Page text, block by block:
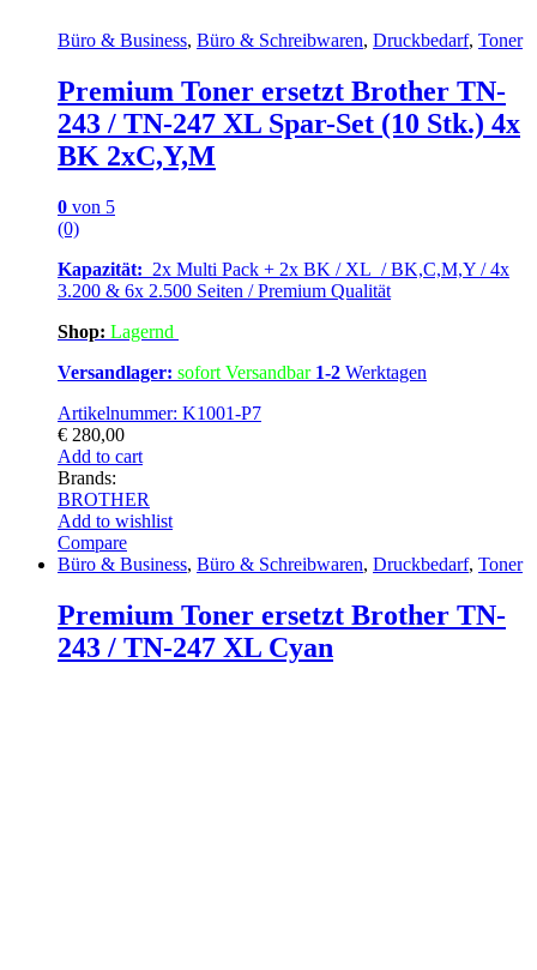
Büro & Business, Büro & Schreibwaren, Druckbedarf, Toner
Premium Toner ersetzt Brother TN-
243 / TN-247 XL Spar-Set (10 Stk.) 4x
BK 2xC,Y,M
0 von 5
(0)
Kapazität: 2x Multi Pack + 2x BK / XL / BK,C,M,Y / 4x
3.200 & 6x 2.500 Seiten / Premium Qualität
Shop: Lagernd
Versandlager: sofort Versandbar 1-2 Werktagen
Artikelnummer: K1001-P7
€ 280,00
Add to cart
Brands:
BROTHER
Add to wishlist
Compare
Büro & Business, Büro & Schreibwaren, Druckbedarf, Toner
Premium Toner ersetzt Brother TN-
243 / TN-247 XL Cyan